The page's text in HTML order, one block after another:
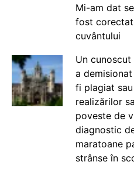
Mi-am dat
fost
cuvântului
Un
a
fi plagiat
realizărilor
poveste de
diagnostic
maratoane
strânse în